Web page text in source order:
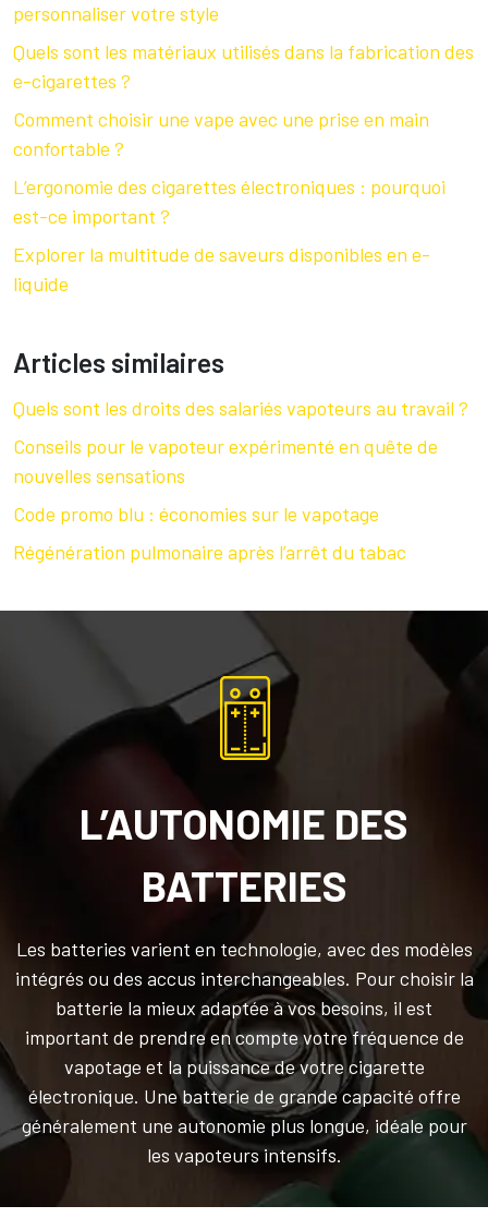
personnaliser votre style
Quels sont les matériaux utilisés dans la fabrication des
e-cigarettes ?
Comment choisir une vape avec une prise en main
confortable ?
L’ergonomie des cigarettes électroniques : pourquoi
est-ce important ?
Explorer la multitude de saveurs disponibles en e-
liquide
Articles similaires
Quels sont les droits des salariés vapoteurs au travail ?
Conseils pour le vapoteur expérimenté en quête de
nouvelles sensations
Code promo blu : économies sur le vapotage
Régénération pulmonaire après l’arrêt du tabac
L’AUTONOMIE DES
BATTERIES
Les batteries varient en technologie, avec des modèles
intégrés ou des accus interchangeables. Pour choisir la
batterie la mieux adaptée à vos besoins, il est
important de prendre en compte votre fréquence de
vapotage et la puissance de votre cigarette
électronique. Une batterie de grande capacité offre
généralement une autonomie plus longue, idéale pour
les vapoteurs intensifs.